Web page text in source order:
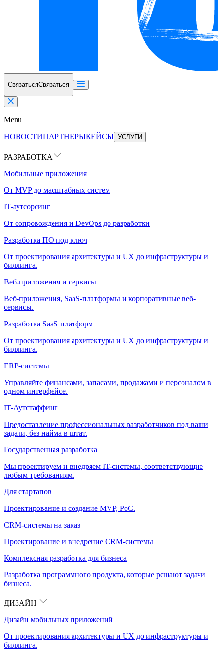
СвязатьсяСвязаться
Menu
НОВОСТИПАРТНЕРЫКЕЙСЫ УСЛУГИ
РАЗРАБОТКА
Мобильные приложения
От MVP до масштабных систем
IT-аутсорсинг
От сопровождения и DevOps до разработки
Разработка ПО под ключ
От проектирования архитектуры и UX до инфраструктуры и
биллинга.
Веб-приложения и сервисы
Веб-приложения, SaaS-платформы и корпоративные веб-
сервисы.
Разработка SaaS-платформ
От проектирования архитектуры и UX до инфраструктуры и
биллинга.
ERP-системы
Управляйте финансами, запасами, продажами и персоналом в
одном интерфейсе.
IT-Аутстаффинг
Предоставление профессиональных разработчиков под ваши
задачи, без найма в штат.
Государственная разработка
Мы проектируем и внедряем IT-системы, соответствующие
любым требованиям.
Для стартапов
Проектирование и создание MVP, PoC.
CRM-системы на заказ
Проектирование и внедрение CRM-системы
Комплексная разработка для бизнеса
Разработка программного продукта, которые решают задачи
бизнеса.
ДИЗАЙН
Дизайн мобильных приложений
От проектирования архитектуры и UX до инфраструктуры и
биллинга.